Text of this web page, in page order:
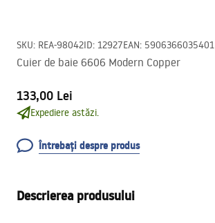
SKU: REA-98042ID: 12927EAN: 5906366035401
Cuier de baie 6606 Modern Copper
133,00 Lei
Expediere astăzi.
Întrebați despre produs
Descrierea produsului